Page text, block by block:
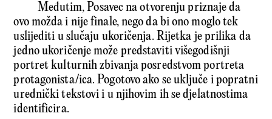
Međutim, Posavec na otvorenju priznaje da
ovo možda i nije finale, nego da bi ono moglo tek
uslijediti u slučaju ukoričenja. Rijetka je prilika da
jedno ukoričenje može predstaviti višegodišnji
portret kulturnih zbivanja posredstvom portreta
protagonista/ica. Pogotovo ako se uključe i popratni
urednički tekstovi i u njihovim ih se djelatnostima
identificira.